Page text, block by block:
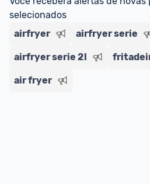
selecionados
airfryer
airfryer serie
airfryer serie 2l
air fryer